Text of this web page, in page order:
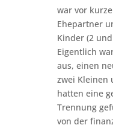
war vor
Ehepartner
Kinder (2
Eigentlich
aus, einen
zwei Kleinen
hatten eine
Trennung
von der